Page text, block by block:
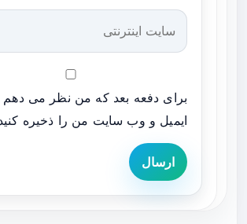
برای دفعه بعد که من نظر می دهم
ایمیل و وب سایت من را ذخیره
ارسال